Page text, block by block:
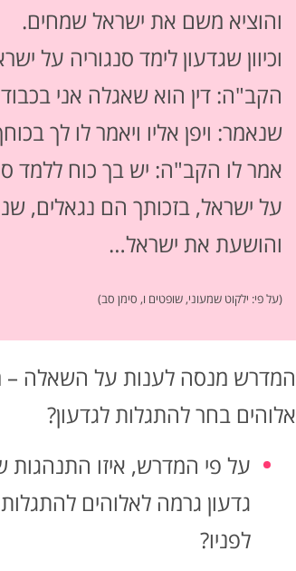
והוציא משם את ישראל שמחים.
וכיוון שגדעון לימד סנגוריה על
הקב"ה: דין הוא שאגלה אני
שנאמר: ויפן אליו ויאמר לו לך
אמר לו הקב"ה: יש בך כוח ללמד
על ישראל, בזכותך הם נגאלים,
והושעת את ישראל…
(על פי: ילקוט שמעוני, שופטים ו, סימן סב)
המדרש מנסה לענות על השאלה –
אלוהים בחר להתגלות לגדעון?
על פי המדרש, איזו התנהגות
גדעון גרמה לאלוהים להתגלות
לפניו?